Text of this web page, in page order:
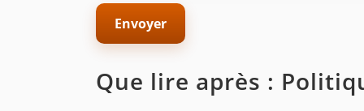
Que lire après :